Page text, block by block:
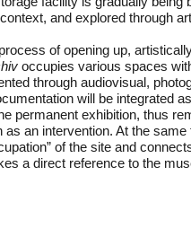
and explored through
of opening up,
occupies various spaces
through audiovisual,
will be integrated
permanent exhibition, thus
as an intervention. At the
of the site and
a direct reference to the